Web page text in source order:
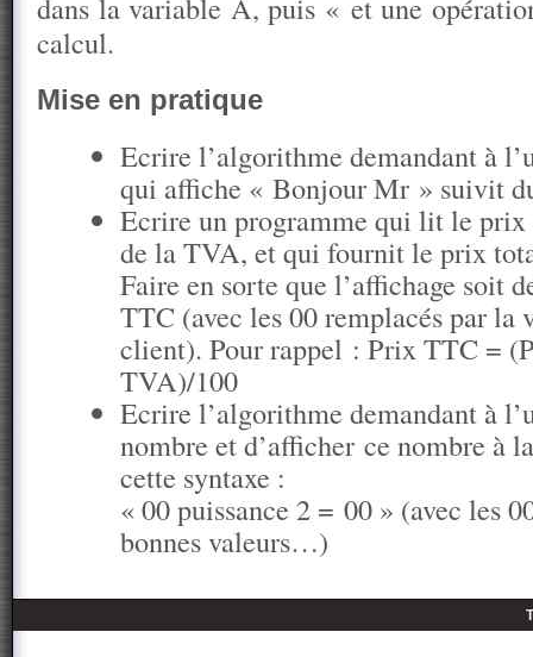
dans la variable A, puis « et une
calcul.
Mise en pratique
Ecrire l’algorithme demandant à
qui affiche « Bonjour Mr » suivit
Ecrire un programme qui lit le
de la TVA, et qui fournit le prix
Faire en sorte que l’affichage soit
TTC (avec les 00 remplacés par la
client). Pour rappel : Prix TTC =
TVA)/100
Ecrire l’algorithme demandant à
nombre et d’afficher ce nombre à
cette syntaxe :
« 00 puissance 2 = 00 » (avec les
bonnes valeurs…)